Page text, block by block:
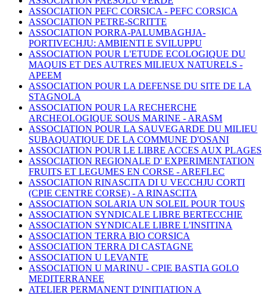
ASSOCIATION PEFC CORSICA - PEFC CORSICA
ASSOCIATION PETRE-SCRITTE
ASSOCIATION PORRA-PALUMBAGHJA-
PORTIVECHJU: AMBIENTI E SVILUPPU
ASSOCIATION POUR L'ETUDE ECOLOGIQUE DU
MAQUIS ET DES AUTRES MILIEUX NATURELS -
APEEM
ASSOCIATION POUR LA DEFENSE DU SITE DE LA
STAGNOLA
ASSOCIATION POUR LA RECHERCHE
ARCHEOLOGIQUE SOUS MARINE - ARASM
ASSOCIATION POUR LA SAUVEGARDE DU MILIEU
SUBAQUATIQUE DE LA COMMUNE D'OSANI
ASSOCIATION POUR LE LIBRE ACCES AUX PLAGES
ASSOCIATION REGIONALE D' EXPERIMENTATION
FRUITS ET LEGUMES EN CORSE - AREFLEC
ASSOCIATION RINASCITA DI U VECCHJU CORTI
(CPIE CENTRE CORSE) - A RINASCITA
ASSOCIATION SOLARIA UN SOLEIL POUR TOUS
ASSOCIATION SYNDICALE LIBRE BERTECCHIE
ASSOCIATION SYNDICALE LIBRE L'INSITINA
ASSOCIATION TERRA BIO CORSICA
ASSOCIATION TERRA DI CASTAGNE
ASSOCIATION U LEVANTE
ASSOCIATION U MARINU - CPIE BASTIA GOLO
MEDITERRANEE
ATELIER PERMANENT D'INITIATION A